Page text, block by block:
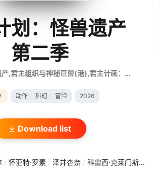
划：怪兽遗产
第二季
帝王组织：怪兽遗产,君主组织与神秘巨兽(港),君主计画：神秘组织与怪兽之谜(台),帝王计划：神秘组织与怪兽之谜,帝王计划：怪兽后遗症
动作 科幻 冒险 2026
Download list
/ 怀亚特·罗素 / 泽井杏奈 / 科雷西·克莱门斯 /